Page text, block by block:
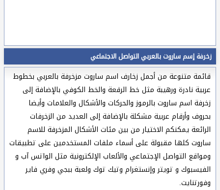
زخرفة إسم ساروت بالعربي التواصل الاجتماعي
قائمة متنوعة من أجمل زخارف اسم ساروت مزخرفة بالعربي بخطوط
عربية نادرة ورهيبة مثل خط الرقعة والخط الكوفي بالإضافة إلى
زخرفة اسم ساروت بالرموز والحركات والأشكال والعلامات وأيضا
بحروف وأرقام عربية مشكلة بالإضافة إلى العديد من الزخرفات
الرائعة يمكنكم الاختيار من بين مئات الأشكال المزخرفة للاسم
ساروت كلها مقبولة على أسماء ملفات المستخدمين على تطبيقات
ومواقع التواصل الإجتماعي والألعاب الإلكترونية مثل الواتس آب و
الفيسبوك و تويتر وإنستغرام وتيك توك ولعبة ببجي وفري فاير
وفورتنايت.